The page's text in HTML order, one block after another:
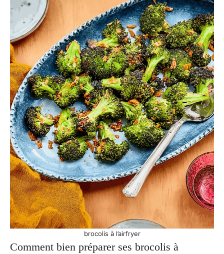
brocolis à l’airfryer
Comment bien préparer ses brocolis à